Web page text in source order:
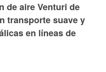
de aire Venturi de
transporte suave y
en líneas de